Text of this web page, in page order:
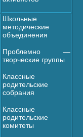
Школьные
методические
объединения
Проблемно —
творческие группы
Классные
родительские
собрания
Классные
родительские
комитеты